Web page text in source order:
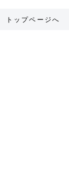
トップページへ